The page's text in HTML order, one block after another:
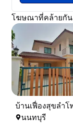
โฆษณาที่คล้ายกัน
นนทบุรี